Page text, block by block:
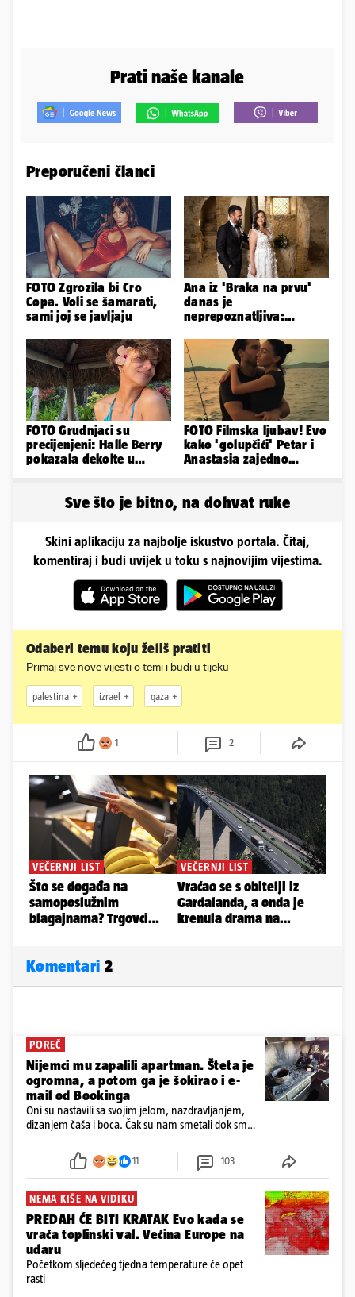
Prati naše kanale
Preporučeni članci
FOTO Zgrozila bi Cro
Copa. Voli se šamarati,
sami joj se javljaju
Ana iz 'Braka na prvu'
danas je
neprepoznatljiva:
ovako sad izgleda
FOTO Grudnjaci su
precijenjeni: Halle Berry
pokazala dekolte u
FOTO Filmska ljubav! Evo
kako 'golupčići' Petar i
Anastasia zajedno
Sve što je bitno, na dohvat ruke
Skini aplikaciju za najbolje iskustvo portala. Čitaj,
komentiraj i budi uvijek u toku s najnovijim vijestima.
Odaberi temu koju želiš pratiti
Primaj sve nove vijesti o temi i budi u tijeku
palestina izrael gaza
1 2
Komentari 2
POREČ
Nijemci mu zapalili apartman. Šteta je
ogromna, a potom ga je šokirao i e-
mail od Bookinga
Oni su nastavili sa svojim jelom, nazdravljanjem,
dizanjem čaša i boca. Čak su nam smetali dok smo
požar, rekao je vlasnik
11 103
NEMA KIŠE NA VIDIKU
PREDAH ĆE BITI KRATAK Evo kada se
vraća toplinski val. Većina Europe na
udaru
Početkom sljedećeg tjedna temperature će opet
rasti